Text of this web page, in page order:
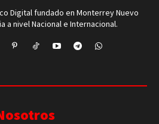
Digital fundado en Monterrey Nuevo
a nivel Nacional e Internacional.